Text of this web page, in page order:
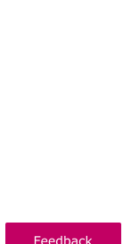
Rechtspraak.nl
- U verlaat